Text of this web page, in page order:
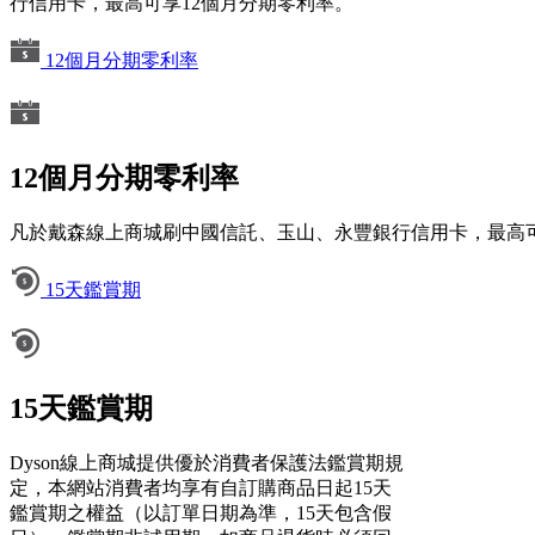
12個月分期零利率
12個月分期零利率
凡於戴森線上商城刷中國信託、玉山、永豐銀行信用卡，最高
15天鑑賞期
15天鑑賞期
Dyson線上商城提供優於消費者保護法鑑賞期規
定，本網站消費者均享有自訂購商品日起15天
鑑賞期之權益（以訂單日期為準，15天包含假